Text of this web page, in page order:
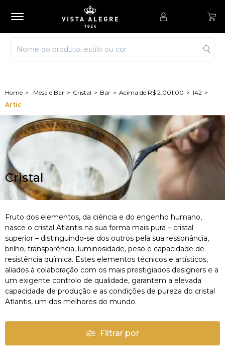
Mesa e Bar Cristal Bar Acima de R$ 2.001,00
142
Artic
Cristal
Fruto dos elementos, da ciência e do engenho humano,
nasce o cristal Atlantis na sua forma mais pura – cristal
superior – distinguindo-se dos outros pela sua ressonância,
brilho, transparência, luminosidade, peso e capacidade de
resistência química. Estes elementos técnicos e artísticos,
aliados à colaboração com os mais prestigiados designers e a
um exigente controlo de qualidade, garantem a elevada
capacidade de produção e as condições de pureza do cristal
Atlantis, um dos melhores do mundo.
Filtrar por